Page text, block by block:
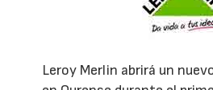
Leroy Merlin abrirá un